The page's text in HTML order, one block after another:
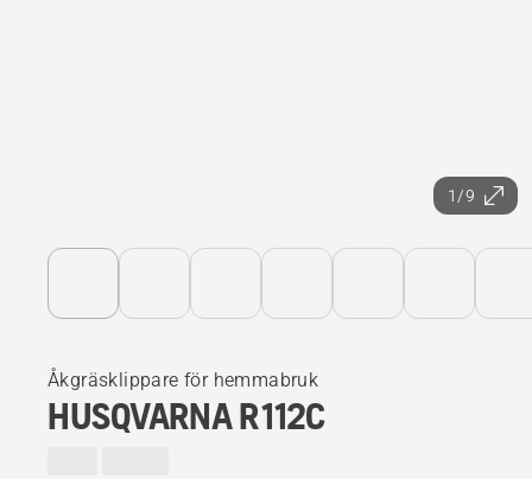
1/9
Åkgräsklippare för hemmabruk
HUSQVARNA R 112C